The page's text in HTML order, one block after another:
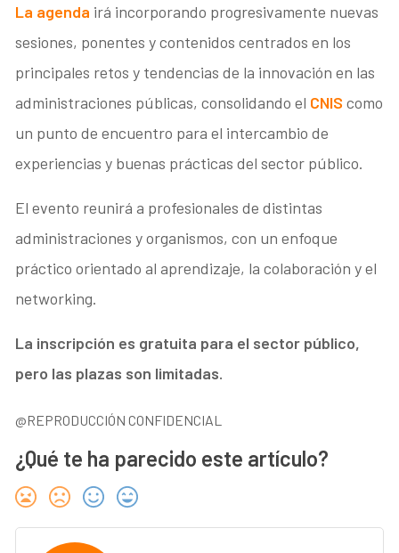
La agenda irá incorporando progresivamente nuevas
sesiones, ponentes y contenidos centrados en los
principales retos y tendencias de la innovación en las
administraciones públicas, consolidando el CNIS como
un punto de encuentro para el intercambio de
experiencias y buenas prácticas del sector público.
El evento reunirá a profesionales de distintas
administraciones y organismos, con un enfoque
práctico orientado al aprendizaje, la colaboración y el
networking.
La inscripción es gratuita para el sector público,
pero las plazas son limitadas.
@REPRODUCCIÓN CONFIDENCIAL
¿Qué te ha parecido este artículo?